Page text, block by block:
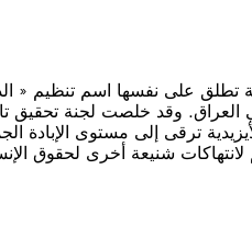
ترقى إلى مستوى الإبادة
شنيعة أخرى لحقوق